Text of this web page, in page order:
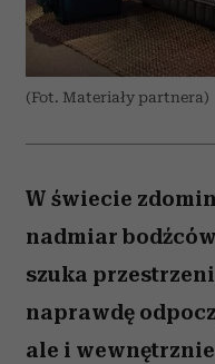
(Fot. Materiały partnera)
W świecie
nadmiar
szuka
naprawdę
ale i